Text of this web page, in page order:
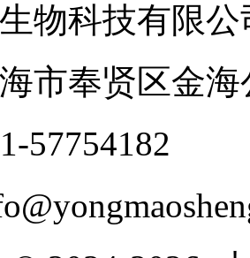
生物科技有限公
市奉贤区金海
57754182